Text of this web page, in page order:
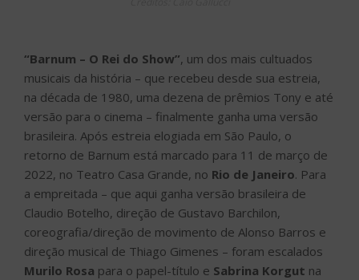
“Barnum – O Rei do Show”, um dos mais cultuados
musicais da história – que recebeu desde sua estreia,
na década de 1980, uma dezena de prêmios Tony e até
versão para o cinema – finalmente ganha uma versão
brasileira. Após estreia elogiada em São Paulo, o
retorno de Barnum está marcado para 11 de março de
2022, no Teatro Casa Grande, no Rio de Janeiro. Para
a empreitada – que aqui ganha versão brasileira de
Claudio Botelho, direção de Gustavo Barchilon,
coreografia/direção de movimento de Alonso Barros e
direção musical de Thiago Gimenes – foram escalados
Murilo Rosa para o papel-título e Sabrina Korgut na